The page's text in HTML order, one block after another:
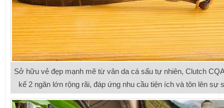
Sở hữu vẻ đẹp mạnh mẽ từ vân da cá sấu tự nhiên, Clutch
kế 2 ngăn lớn rộng rãi, đáp ứng nhu cầu tiện ích và tôn lên sự